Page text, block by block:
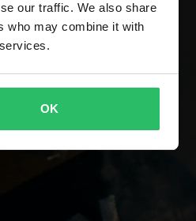
our traffic. We also share
who may combine it with
OK